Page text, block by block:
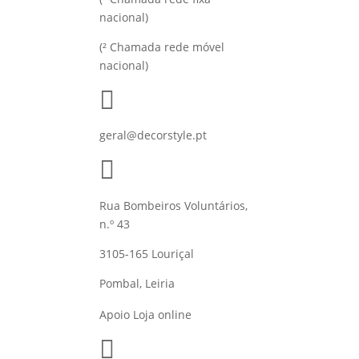
nacional)
(² Chamada rede móvel
nacional)

geral@decorstyle.pt

Rua Bombeiros Voluntários,
n.º 43
3105-165 Louriçal
Pombal, Leiria
Apoio Loja online
